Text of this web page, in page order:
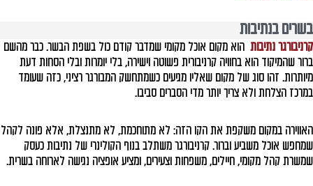
בשרים בנתיבות
קרניבורגר נתיבות הוא מקום אוכל מקומי שמדבר קודם כול בשפת הבשר. כבר מהשם
ברור שהמיקוד הוא בחוויה קרניבורית פשוטה וישירה, בלי יומרות ובלי הסחות דעת
מיותרות. זהו סוג של מקום שאליו מגיעים כשמתחשק המבורגר רציני, כזה שעומד
במרכז הצלחת ולא צריך יותר מדי הסברים סביבו.
האווירה במקום משקפת את הקו הזה: לא מתוחכמת, לא מתנצלת, אלא פונה לקהל
שמחפש אוכל משביע וברור. קרניבורגר משתלב בנוף הקולינרי של נתיבות כעסק
שמשרת קהל מקומי, חיילים, משפחות וצעירים, ומציע אופציה נגישה לארוחה בשרית.